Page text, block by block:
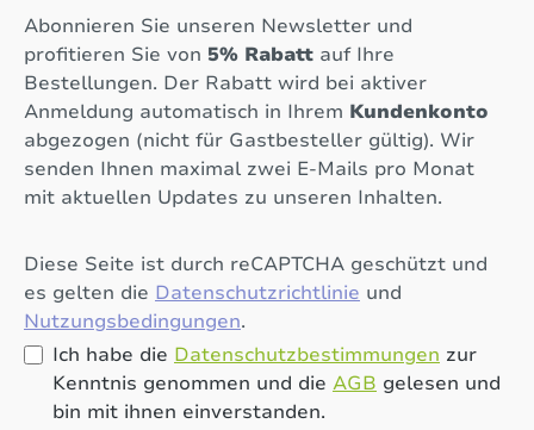
Abonnieren Sie unseren Newsletter und
profitieren Sie von 5% Rabatt auf Ihre
Bestellungen. Der Rabatt wird bei aktiver
Anmeldung automatisch in Ihrem Kundenkonto
abgezogen (nicht für Gastbesteller gültig). Wir
senden Ihnen maximal zwei E-Mails pro Monat
mit aktuellen Updates zu unseren Inhalten.
Diese Seite ist durch reCAPTCHA geschützt und
es gelten die Datenschutzrichtlinie und
Nutzungsbedingungen.
Ich habe die Datenschutzbestimmungen zur
Kenntnis genommen und die AGB gelesen und
bin mit ihnen einverstanden.